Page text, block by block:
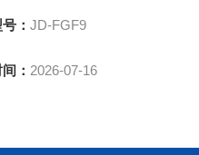
： JD-FGF9
： 2026-07-16